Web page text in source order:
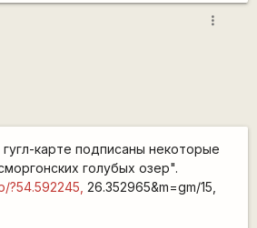
more_vert
карте подписаны некоторые
голубых озер".
?54.592245, 26.352965&m=gm/15,